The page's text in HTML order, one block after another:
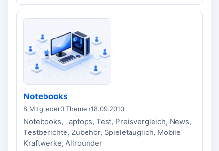
Notebooks
8 Mitglieder0 Themen18.09.2010
Notebooks, Laptops, Test, Preisvergleich, News,
Testberichte, Zubehör, Spieletauglich, Mobile
Kraftwerke, Allrounder